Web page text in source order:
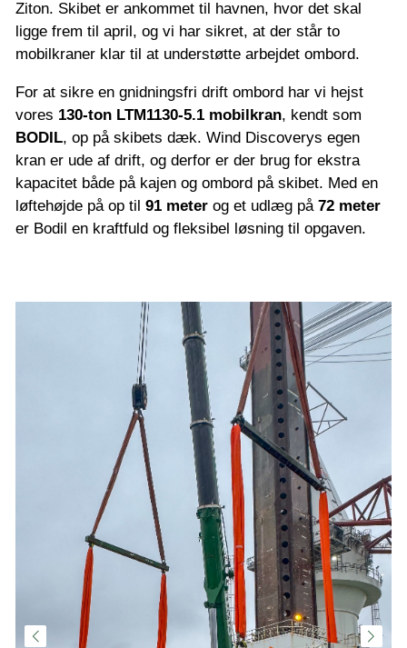
Ziton. Skibet er ankommet til havnen, hvor det skal
ligge frem til april, og vi har sikret, at der står to
mobilkraner klar til at understøtte arbejdet ombord.
For at sikre en gnidningsfri drift ombord har vi hejst
vores 130-ton LTM1130-5.1 mobilkran, kendt som
BODIL, op på skibets dæk. Wind Discoverys egen
kran er ude af drift, og derfor er der brug for ekstra
kapacitet både på kajen og ombord på skibet. Med en
løftehøjde på op til91 meter og et udlæg på72 meter
er Bodil en kraftfuld og fleksibel løsning til opgaven.